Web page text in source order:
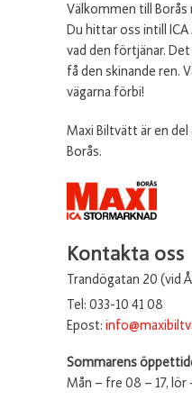
Välkommen till
Du hittar oss intill ICA
vad den förtjänar.
få den skinande ren.
vägarna förbi!
Maxi Biltvätt är en del
Borås.
Kontakta oss
Trandögatan 20 (vid
Tel: 033-10 41 08
Epost:
Sommarens
Mån – fre 08 – 17, lör